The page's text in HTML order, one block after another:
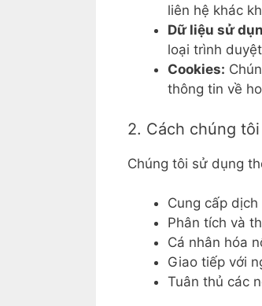
liên hệ khác
Dữ liệu sử
loại trình
Cookies:
thông tin về
2. Cách chúng
Chúng tôi sử dụng
Cung cấp
Phân tích và
Cá nhân hóa
Giao tiếp với
Tuân thủ các